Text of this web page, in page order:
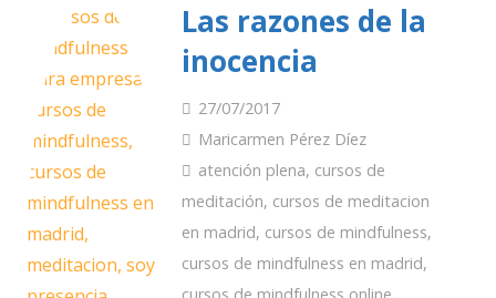
Las razones de la
inocencia
27/07/2017
Maricarmen Pérez Díez
atención plena, cursos de
meditación, cursos de meditacion
en madrid, cursos de mindfulness,
cursos de mindfulness en madrid,